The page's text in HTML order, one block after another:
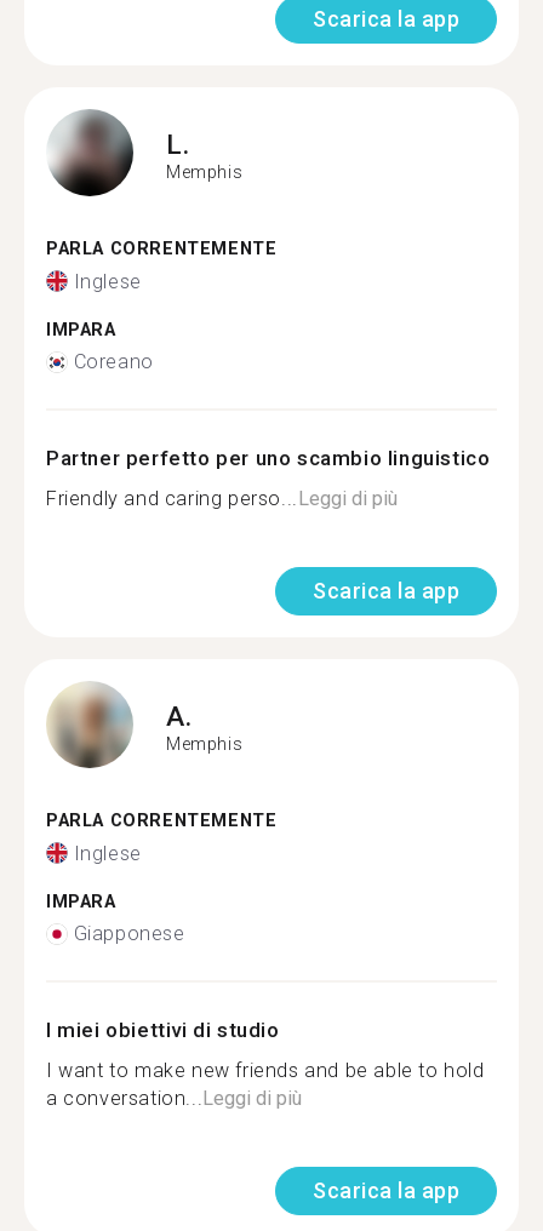
Scarica la app
L.
Memphis
PARLA CORRENTEMENTE
Inglese
IMPARA
Coreano
Partner perfetto per uno scambio linguistico
Friendly and caring perso...Leggi di più
Scarica la app
A.
Memphis
PARLA CORRENTEMENTE
Inglese
IMPARA
Giapponese
I miei obiettivi di studio
I want to make new friends and be able to hold
a conversation...Leggi di più
Scarica la app